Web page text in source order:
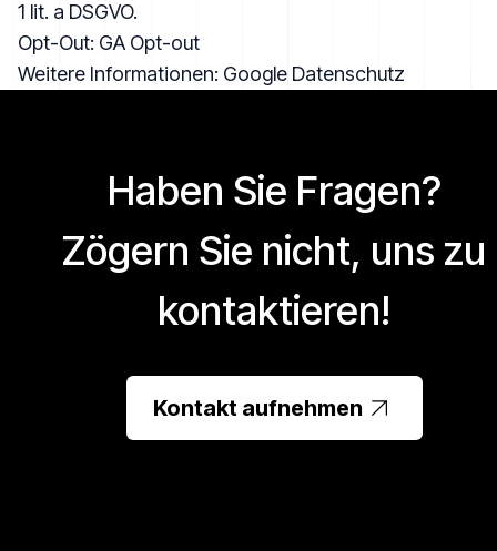
1 lit. a DSGVO.
Opt-Out: GA Opt-out
Weitere Informationen: Google Datenschutz
Haben Sie Fragen?
Zögern Sie nicht, uns zu
kontaktieren!
Kontakt aufnehmen